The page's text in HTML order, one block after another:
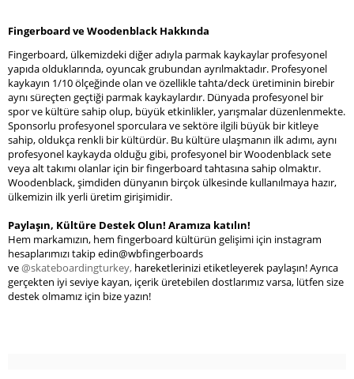
Fingerboard ve Woodenblack Hakkında
Fingerboard, ülkemizdeki diğer adıyla parmak kaykaylar profesyonel
yapıda olduklarında, oyuncak grubundan ayrılmaktadır. Profesyonel
kaykayın 1/10 ölçeğinde olan ve özellikle tahta/deck üretiminin birebir
aynı süreçten geçtiği parmak kaykaylardır. Dünyada profesyonel bir
spor ve kültüre sahip olup, büyük etkinlikler, yarışmalar düzenlenmekte.
Sponsorlu profesyonel sporculara ve sektöre ilgili büyük bir kitleye
sahip, oldukça renkli bir kültürdür. Bu kültüre ulaşmanın ilk adımı, aynı
profesyonel kaykayda olduğu gibi, profesyonel bir Woodenblack sete
veya alt takımı olanlar için bir fingerboard tahtasına sahip olmaktır.
Woodenblack, şimdiden dünyanın birçok ülkesinde kullanılmaya hazır,
ülkemizin ilk yerli üretim girişimidir.
Paylaşın, Kültüre Destek Olun! Aramıza katılın!
Hem markamızın, hem fingerboard kültürün gelişimi için instagram
hesaplarımızı takip edin@wbfingerboards
ve@skateboardingturkey, hareketlerinizi etiketleyerek paylaşın! Ayrıca
gerçekten iyi seviye kayan, içerik üretebilen dostlarımız varsa, lütfen size
destek olmamız için bize yazın!